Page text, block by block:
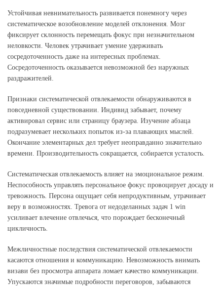
Устойчивая невнимательность развивается понемногу через
систематическое возобновление моделей отклонения. Мозг
фиксирует склонность перемещать фокус при незначительном
неловкости. Человек утрачивает умение удерживать
сосредоточенность даже на интересных проблемах.
Сосредоточенность оказывается невозможной без наружных
раздражителей.
Признаки систематической отвлекаемости обнаруживаются в
повседневной существовании. Индивид забывает, почему
активировал сервис или страницу браузера. Изучение абзаца
подразумевает нескольких попыток из-за плавающих мыслей.
Окончание элементарных дел требует неоправданно значительно
времени. Производительность сокращается, собирается усталость.
Систематическая отвлекаемость влияет на эмоциональное режим.
Неспособность управлять персональное фокус провоцирует досаду и
тревожность. Персона ощущает себя непродуктивным, утрачивает
веру в возможностях. Тревога от недоделанных задач 1 win
усиливает влечение отвлечься, что порождает бесконечный
цикличность.
Межличностные последствия систематической отвлекаемости
касаются отношения и коммуникацию. Невозможность внимать
визави без просмотра аппарата ломает качество коммуникации.
Упускаются значимые подробности переговоров, забываются